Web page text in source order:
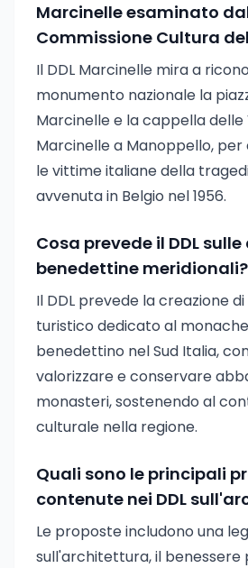
Marcinelle esaminato
Commissione Cultura
Il DDL Marcinelle mira a
monumento nazionale la
Marcinelle e la cappella
Marcinelle a Manoppello,
le vittime italiane della
avvenuta in Belgio nel 1956.
Cosa prevede il DDL
benedettine meridionali?
Il DDL prevede la creazione
turistico dedicato al
benedettino nel Sud Italia,
valorizzare e conservare
monasteri, sostenendo al
culturale nella regione.
Quali sono le principali
contenute nei DDL
Le proposte includono una
sull'architettura, il benessere